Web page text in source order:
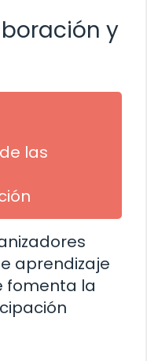
y
las
aprendizaje
fomenta la